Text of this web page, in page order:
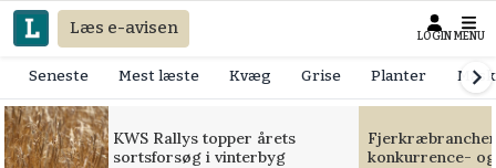
Læs e-avisen LOGIN MENU
Seneste Mest læste Kvæg Grise Planter
KWS Rallys topper årets
sortsforsøg i vinterbyg
konkurrence-